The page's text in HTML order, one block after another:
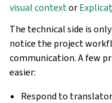
visual contextor
The technical side is
notice the project
communication. A few
easier:
Respond to